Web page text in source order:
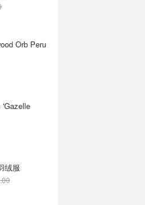
Orb Peru
'Gazelle
绒服